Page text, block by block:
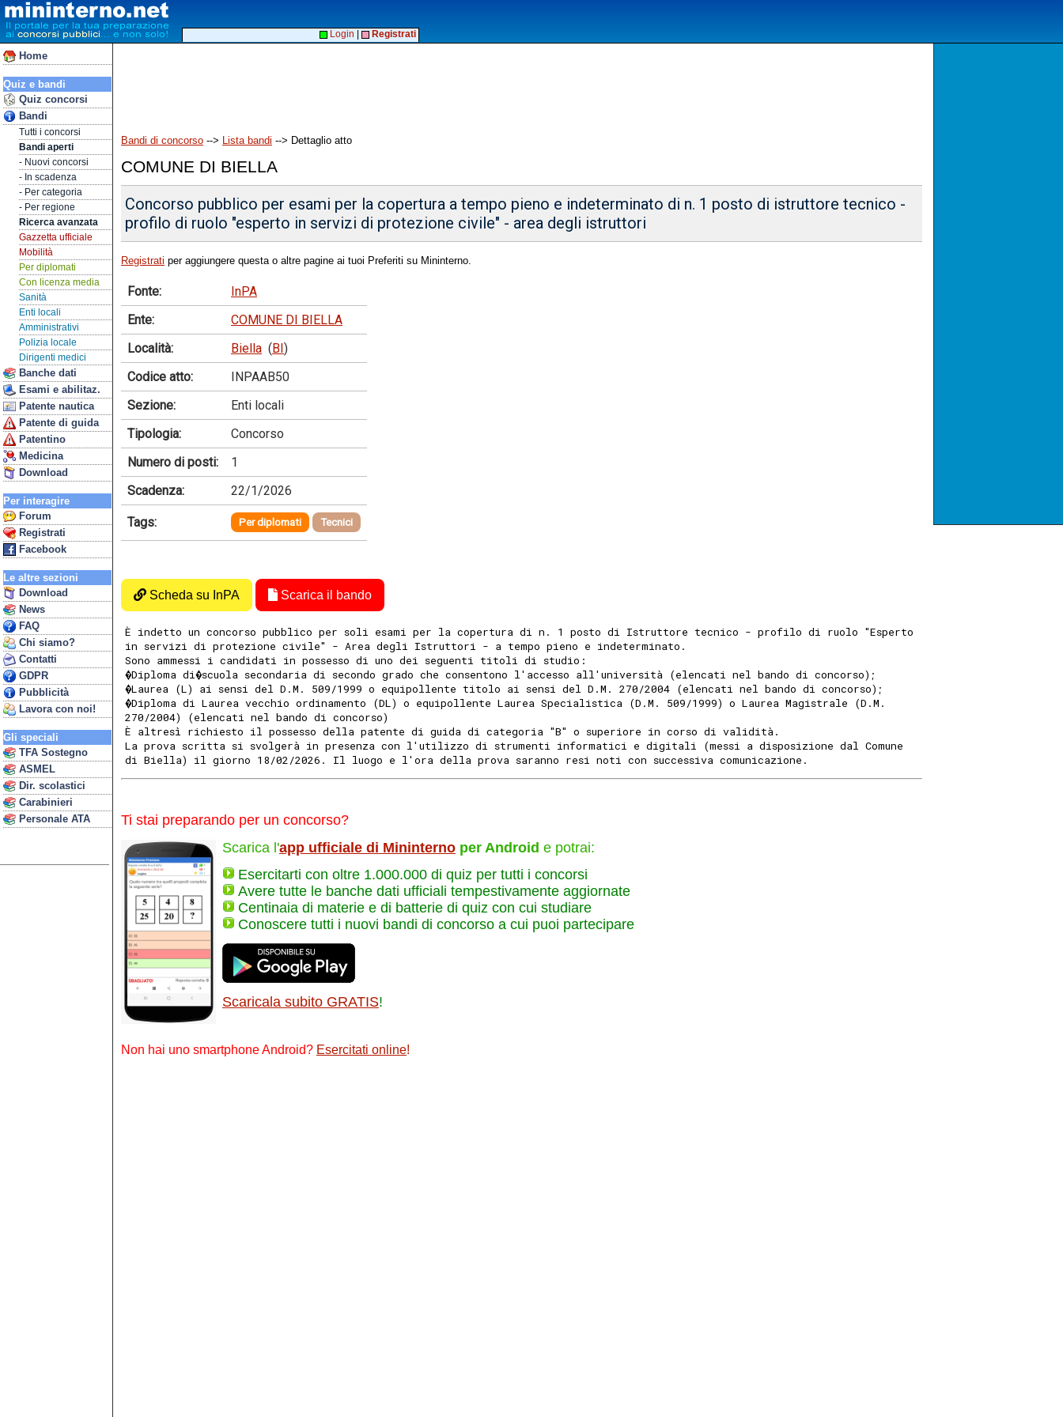
Home
Quiz e bandi
Quiz concorsi
Bandi
Tutti i concorsi
Bandi aperti
- Nuovi concorsi
- In scadenza
- Per categoria
- Per regione
Ricerca avanzata
Gazzetta ufficiale
Mobilità
Per diplomati
Con licenza media
Sanità
Enti locali
Amministrativi
Polizia locale
Dirigenti medici
Banche dati
Esami e abilitaz.
Patente nautica
Patente di guida
Patentino
Medicina
Download
Per interagire
Forum
Registrati
Facebook
Le altre sezioni
Download
News
FAQ
Chi siamo?
Contatti
GDPR
Pubblicità
Lavora con noi!
Gli speciali
TFA Sostegno
ASMEL
Dir. scolastici
Carabinieri
Personale ATA
Login Registrati
Bandi di concorso --> Lista bandi --> Dettaglio atto
COMUNE DI BIELLA
Concorso pubblico per esami per la copertura a tempo pieno e indeterminato di n. 1 posto di istruttore tecnico -
profilo di ruolo "esperto in servizi di protezione civile" - area degli istruttori
Registrati per aggiungere questa o altre pagine ai tuoi Preferiti su Mininterno.
Fonte:
InPA
Ente:
COMUNE DI BIELLA
Località:
Biella (BI)
Codice atto:
INPAAB50
Sezione:
Enti locali
Tipologia:
Concorso
Numero di posti:
1
Scadenza:
22/1/2026
Tags: Per diplomati Tecnici
Scheda su InPA Scarica il bando
È indetto un concorso pubblico per soli esami per la copertura di n. 1 posto di Istruttore tecnico - profilo di ruolo "Esperto
in servizi di protezione civile" - Area degli Istruttori - a tempo pieno e indeterminato.
Sono ammessi i candidati in possesso di uno dei seguenti titoli di studio:
�Diploma di�scuola secondaria di secondo grado che consentono l'accesso all'università (elencati nel bando di concorso);
�Laurea (L) ai sensi del D.M. 509/1999 o equipollente titolo ai sensi del D.M. 270/2004 (elencati nel bando di concorso);
�Diploma di Laurea vecchio ordinamento (DL) o equipollente Laurea Specialistica (D.M. 509/1999) o Laurea Magistrale (D.M.
270/2004) (elencati nel bando di concorso)
È altresì richiesto il possesso della patente di guida di categoria "B" o superiore in corso di validità.
La prova scritta si svolgerà in presenza con l'utilizzo di strumenti informatici e digitali (messi a disposizione dal Comune
di Biella) il giorno 18/02/2026. Il luogo e l'ora della prova saranno resi noti con successiva comunicazione.
Ti stai preparando per un concorso?
Scarica l'app ufficiale di Mininterno per Android e potrai:
Esercitarti con oltre 1.000.000 di quiz per tutti i concorsi
Avere tutte le banche dati ufficiali tempestivamente aggiornate
Centinaia di materie e di batterie di quiz con cui studiare
Conoscere tutti i nuovi bandi di concorso a cui puoi partecipare
Scaricala subito GRATIS!
Non hai uno smartphone Android? Esercitati online!